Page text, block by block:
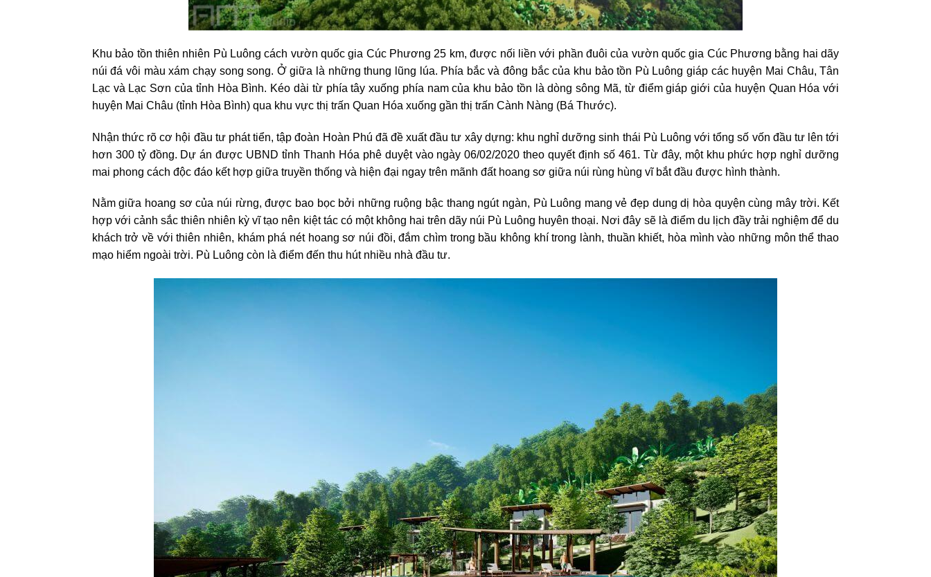
Khu bảo tồn thiên nhiên Pù Luông cách vườn quốc gia Cúc Phương 25 km, được nối liền với phần đuôi của vườn quốc gia Cúc Phương bằng hai dãy
núi đá vôi màu xám chạy song song. Ở giữa là những thung lũng lúa. Phía bắc và đông bắc của khu bảo tồn Pù Luông giáp các huyện Mai Châu, Tân
Lạc và Lạc Sơn của tỉnh Hòa Bình. Kéo dài từ phía tây xuống phía nam của khu bảo tồn là dòng sông Mã, từ điểm giáp giới của huyện Quan Hóa với
huyện Mai Châu (tỉnh Hòa Bình) qua khu vực thị trấn Quan Hóa xuống gần thị trấn Cành Nàng (Bá Thước).
Nhận thức rõ cơ hội đầu tư phát tiển, tập đoàn Hoàn Phú đã đề xuất đầu tư xây dựng: khu nghỉ dưỡng sinh thái Pù Luông với tổng số vốn đầu tư lên tới
hơn 300 tỷ đồng. Dự án được UBND tỉnh Thanh Hóa phê duyệt vào ngày 06/02/2020 theo quyết định số 461. Từ đây, một khu phức hợp nghỉ dưỡng
mai phong cách độc đáo kết hợp giữa truyền thống và hiện đại ngay trên mãnh đất hoang sơ giữa núi rùng hùng vĩ bắt đầu được hình thành.
Nằm giữa hoang sơ của núi rừng, được bao bọc bởi những ruộng bậc thang ngút ngàn, Pù Luông mang vẻ đẹp dung dị hòa quyện cùng mây trời. Kết
hợp với cảnh sắc thiên nhiên kỳ vĩ tạo nên kiệt tác có một không hai trên dãy núi Pù Luông huyên thoại. Nơi đây sẽ là điểm du lịch đầy trải nghiệm để du
khách trở về với thiên nhiên, khám phá nét hoang sơ núi đồi, đắm chìm trong bầu không khí trong lành, thuần khiết, hòa mình vào những môn thể thao
mạo hiểm ngoài trời. Pù Luông còn là điểm đến thu hút nhiều nhà đầu tư.